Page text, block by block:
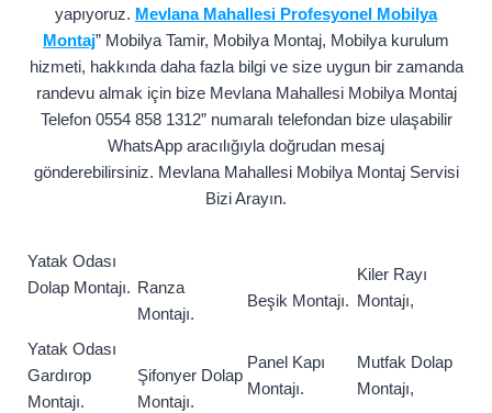
yapıyoruz. Mevlana Mahallesi Profesyonel Mobilya
Montaj” Mobilya Tamir, Mobilya Montaj, Mobilya kurulum
hizmeti, hakkında daha fazla bilgi ve size uygun bir zamanda
randevu almak için bize Mevlana Mahallesi Mobilya Montaj
Telefon 0554 858 1312” numaralı telefondan bize ulaşabilir
WhatsApp aracılığıyla doğrudan mesaj
gönderebilirsiniz. Mevlana Mahallesi Mobilya Montaj Servisi
Bizi Arayın.
Yatak Odası
Dolap Montajı.
Yatak Odası
Gardırop
Montajı.
Ranza
Montajı.
Şifonyer Dolap
Montajı.
Beşik Montajı.
Panel Kapı
Montajı.
Kiler Rayı
Montajı,
Mutfak Dolap
Montajı,